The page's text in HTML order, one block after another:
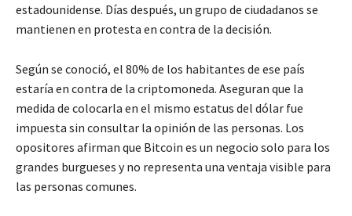
estadounidense. Días después, un grupo de ciudadanos se
mantienen en protesta en contra de la decisión.
Según se conoció, el 80% de los habitantes de ese país
estaría en contra de la criptomoneda. Aseguran que la
medida de colocarla en el mismo estatus del dólar fue
impuesta sin consultar la opinión de las personas. Los
opositores afirman que Bitcoin es un negocio solo para los
grandes burgueses y no representa una ventaja visible para
las personas comunes.